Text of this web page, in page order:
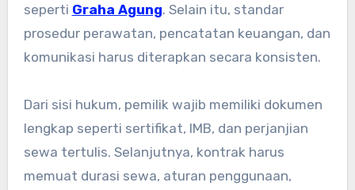
seperti Graha Agung. Selain itu, standar
prosedur perawatan, pencatatan keuangan, dan
komunikasi harus diterapkan secara konsisten.
Dari sisi hukum, pemilik wajib memiliki dokumen
lengkap seperti sertifikat, IMB, dan perjanjian
sewa tertulis. Selanjutnya, kontrak harus
memuat durasi sewa, aturan penggunaan,